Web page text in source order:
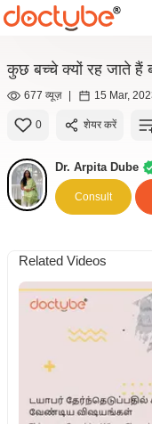
कुछ बच्चे क्यों रह जाते हैं
677 व्यूज़ | 15 Mar,
0 शेयर करें
Dr. Arpita Dube
Consult
Related Videos